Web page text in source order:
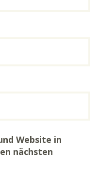
Website in
nächsten